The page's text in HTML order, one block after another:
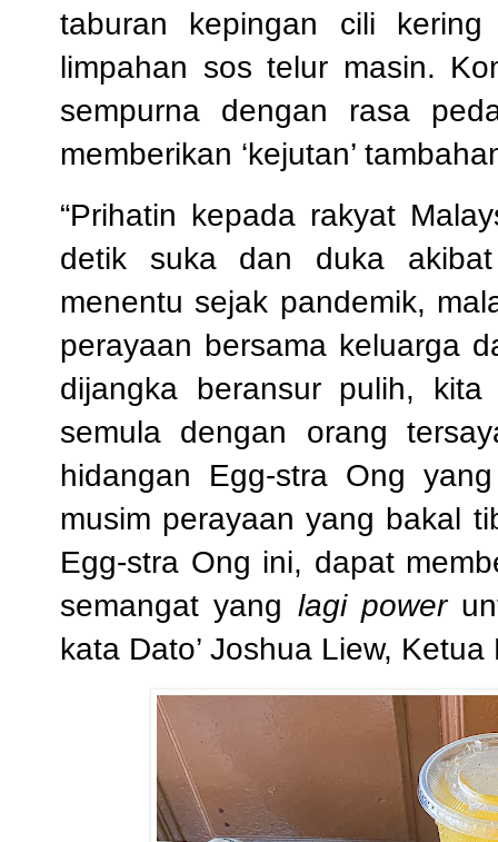
taburan kepingan cili
limpahan sos telur masin.
sempurna dengan rasa
memberikan ‘kejutan’
“Prihatin kepada rakyat
detik suka dan duka
menentu sejak pandemik,
perayaan bersama keluarga
dijangka beransur pulih,
semula dengan orang
hidangan Egg-stra Ong
musim perayaan yang bakal
Egg-stra Ong ini, dapat
semangat yang lagi power
kata Dato’ Joshua Liew,